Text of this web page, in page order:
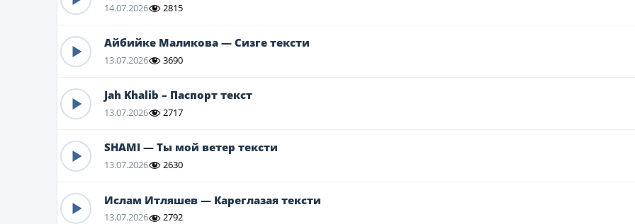
14.07.2026 2815
Айбийке Маликова — Сизге тексти
13.07.2026 3690
Jah Khalib – Паспорт текст
13.07.2026 2717
SHAMI — Ты мой ветер тексти
13.07.2026 2630
Ислам Итляшев — Кареглазая тексти
13.07.2026 2792